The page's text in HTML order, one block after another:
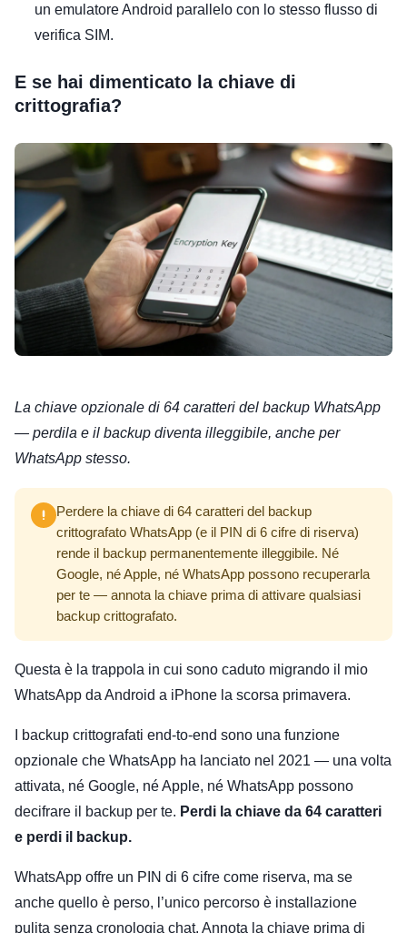
un emulatore Android parallelo con lo stesso flusso di
verifica SIM.
E se hai dimenticato la chiave di
crittografia?
La chiave opzionale di 64 caratteri del backup WhatsApp
— perdila e il backup diventa illeggibile, anche per
WhatsApp stesso.
Perdere la chiave di 64 caratteri del backup
crittografato WhatsApp (e il PIN di 6 cifre di riserva)
rende il backup permanentemente illeggibile. Né
Google, né Apple, né WhatsApp possono recuperarla
per te — annota la chiave prima di attivare qualsiasi
backup crittografato.
Questa è la trappola in cui sono caduto migrando il mio
WhatsApp da Android a iPhone la scorsa primavera.
I backup crittografati end-to-end sono una funzione
opzionale che WhatsApp ha lanciato nel 2021 — una volta
attivata, né Google, né Apple, né WhatsApp possono
decifrare il backup per te. Perdi la chiave da 64 caratteri
e perdi il backup.
WhatsApp offre un PIN di 6 cifre come riserva, ma se
anche quello è perso, l’unico percorso è installazione
pulita senza cronologia chat. Annota la chiave prima di